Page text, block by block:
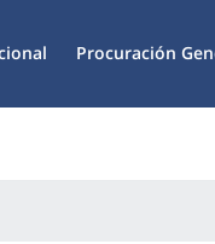
Procuración